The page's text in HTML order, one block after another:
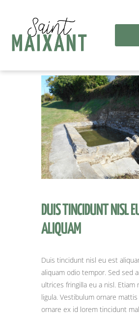
DUIS TINCIDUNT NISL
ALIQUAM
Duis tincidunt nisl eu est
aliquam odio tempor. Sed sed
ultrices fringilla eu a nisl. Etiam
ligula. Vestibulum ornare
ornare ex id lorem tincidunt